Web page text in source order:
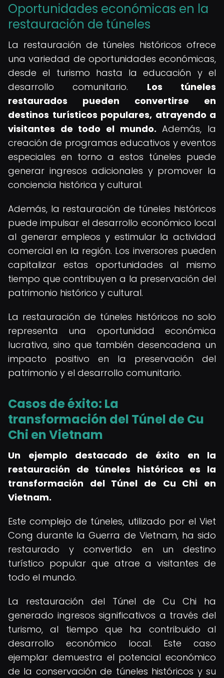
Oportunidades económicas en la
restauración de túneles
La restauración de túneles históricos ofrece
una variedad de oportunidades económicas,
desde el turismo hasta la educación y el
desarrollo comunitario. Los túneles
restaurados pueden convertirse en
destinos turísticos populares, atrayendo a
visitantes de todo el mundo. Además, la
creación de programas educativos y eventos
especiales en torno a estos túneles puede
generar ingresos adicionales y promover la
conciencia histórica y cultural.
Además, la restauración de túneles históricos
puede impulsar el desarrollo económico local
al generar empleos y estimular la actividad
comercial en la región. Los inversores pueden
capitalizar estas oportunidades al mismo
tiempo que contribuyen a la preservación del
patrimonio histórico y cultural.
La restauración de túneles históricos no solo
representa una oportunidad económica
lucrativa, sino que también desencadena un
impacto positivo en la preservación del
patrimonio y el desarrollo comunitario.
Casos de éxito: La
transformación del Túnel de Cu
Chi en Vietnam
Un ejemplo destacado de éxito en la
restauración de túneles históricos es la
transformación del Túnel de Cu Chi en
Vietnam.
Este complejo de túneles, utilizado por el Viet
Cong durante la Guerra de Vietnam, ha sido
restaurado y convertido en un destino
turístico popular que atrae a visitantes de
todo el mundo.
La restauración del Túnel de Cu Chi ha
generado ingresos significativos a través del
turismo, al tiempo que ha contribuido al
desarrollo económico local. Este caso
ejemplar demuestra el potencial económico
de la conservación de túneles históricos y su